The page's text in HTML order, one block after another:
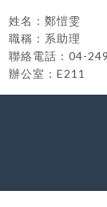
姓名：鄭愷雯
職稱：系助理
聯絡電話：04-
辦公室：E211